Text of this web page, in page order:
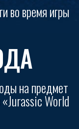
во время игры
на предмет
World